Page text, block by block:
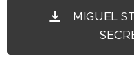
MIGUEL